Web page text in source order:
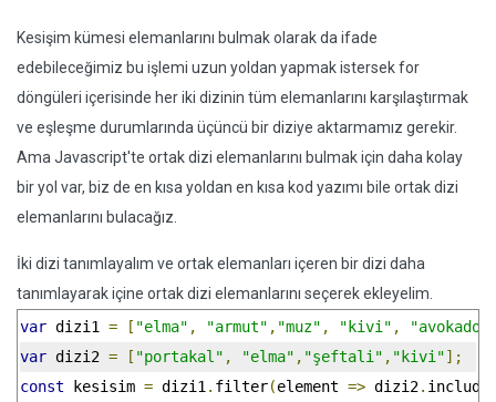
Kesişim kümesi elemanlarını bulmak olarak da ifade
edebileceğimiz bu işlemi uzun yoldan yapmak istersek for
döngüleri içerisinde her iki dizinin tüm elemanlarını karşılaştırmak
ve eşleşme durumlarında üçüncü bir diziye aktarmamız gerekir.
Ama Javascript'te ortak dizi elemanlarını bulmak için daha kolay
bir yol var, biz de en kısa yoldan en kısa kod yazımı bile ortak dizi
elemanlarını bulacağız.
İki dizi tanımlayalım ve ortak elemanları içeren bir dizi daha
tanımlayarak içine ortak dizi elemanlarını seçerek ekleyelim.
var dizi1 = [ "elma" , "armut" , "muz" , "kivi" , "avokado"
var dizi2 = [ "portakal" , "elma" , "şeftali" , "kivi"];
const kesisim = dizi1 . filter(element => dizi2.